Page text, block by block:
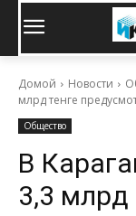
Домой Новости
млрд тенге
Общество
В
3,3 млрд